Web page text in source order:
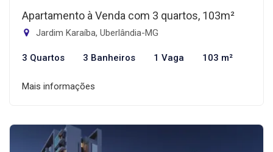
Apartamento à Venda com 3 quartos, 103m²
Jardim Karaíba, Uberlândia-MG
3 Quartos 3 Banheiros 1 Vaga 103 m²
Mais informações